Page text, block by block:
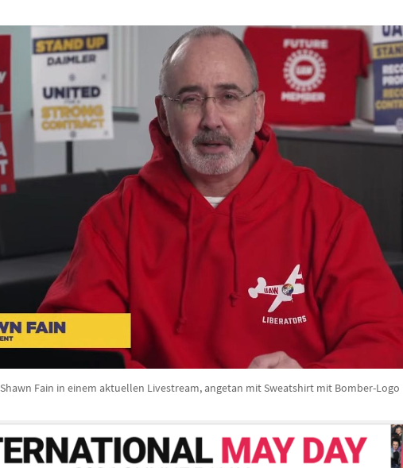
Shawn Fain in einem aktuellen Livestream, angetan mit Sweatshirt mit Bomber-Logo